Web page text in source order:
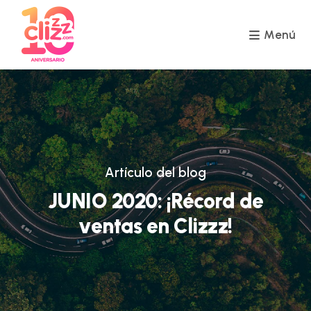
contenido
Menú
Artículo del blog
JUNIO 2020: ¡Récord de
ventas en Clizzz!